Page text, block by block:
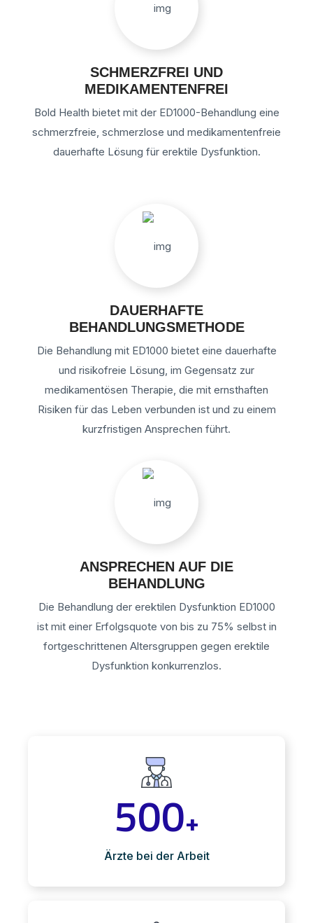
SCHMERZFREI UND
MEDIKAMENTENFREI
Bold Health bietet mit der ED1000-Behandlung eine
schmerzfreie, schmerzlose und medikamentenfreie
dauerhafte Lösung für erektile Dysfunktion.
DAUERHAFTE
BEHANDLUNGSMETHODE
Die Behandlung mit ED1000 bietet eine dauerhafte
und risikofreie Lösung, im Gegensatz zur
medikamentösen Therapie, die mit ernsthaften
Risiken für das Leben verbunden ist und zu einem
kurzfristigen Ansprechen führt.
ANSPRECHEN AUF DIE
BEHANDLUNG
Die Behandlung der erektilen Dysfunktion ED1000
ist mit einer Erfolgsquote von bis zu 75% selbst in
fortgeschrittenen Altersgruppen gegen erektile
Dysfunktion konkurrenzlos.
500+
Ärzte bei der Arbeit